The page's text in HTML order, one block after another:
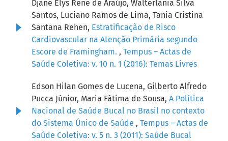
Djane Elys Rene de Araújo, Walterlânia Silva
Santos, Luciano Ramos de Lima, Tania Cristina
Santana Rehen, Estratificação de Risco
Cardiovascular na Atenção Primária segundo
Escore de Framingham. , Tempus – Actas de
Saúde Coletiva: v. 10 n. 1 (2016): Temas Livres
Edson Hilan Gomes de Lucena, Gilberto Alfredo
Pucca Júnior, Maria Fátima de Sousa, A Política
Nacional de Saúde Bucal no Brasil no contexto
do Sistema Único de Saúde , Tempus – Actas de
Saúde Coletiva: v. 5 n. 3 (2011): Saúde Bucal